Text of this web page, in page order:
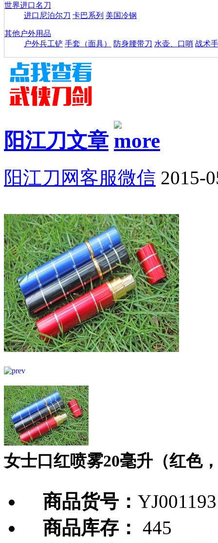
世界进口名刀
进口尼泊尔刀 卡巴系列 美国冷钢
其他户外用品
户外兵工铲 手套（面具） 防身腰带刀 水壶、口哨 战术
阳江刀文章
阳江刀网客服微信 2015-
女士口红喷雾20毫升（红色
商品货号： YJ001193
商品库存： 445